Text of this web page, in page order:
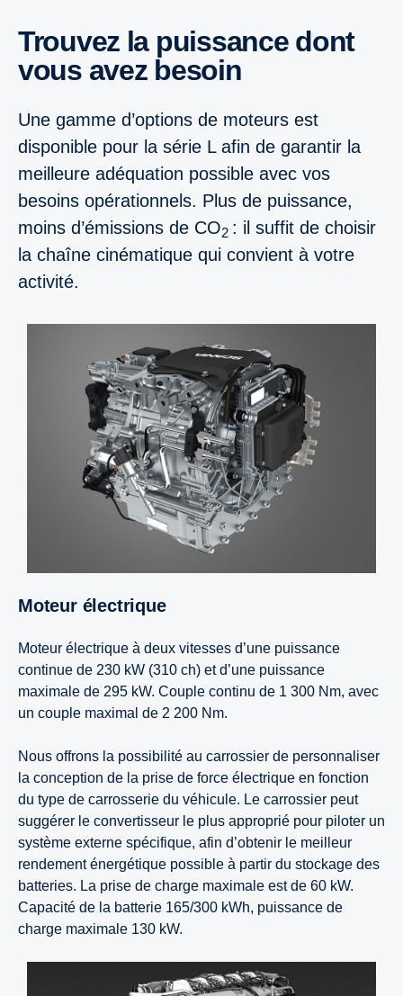
Trouvez la puissance dont
vous avez besoin
Une gamme d’options de moteurs est
disponible pour la série L afin de garantir la
meilleure adéquation possible avec vos
besoins opérationnels. Plus de puissance,
moins d’émissions de CO2 : il suffit de choisir
la chaîne cinématique qui convient à votre
activité.
Moteur électrique
Moteur électrique à deux vitesses d’une puissance
continue de 230 kW (310 ch) et d’une puissance
maximale de 295 kW. Couple continu de 1 300 Nm, avec
un couple maximal de 2 200 Nm.
Nous offrons la possibilité au carrossier de personnaliser
la conception de la prise de force électrique en fonction
du type de carrosserie du véhicule. Le carrossier peut
suggérer le convertisseur le plus approprié pour piloter un
système externe spécifique, afin d’obtenir le meilleur
rendement énergétique possible à partir du stockage des
batteries. La prise de charge maximale est de 60 kW.
Capacité de la batterie 165/300 kWh, puissance de
charge maximale 130 kW.